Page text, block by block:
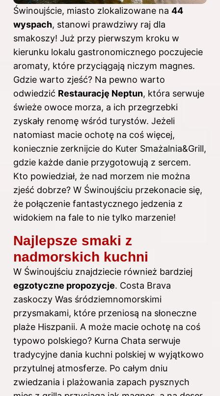
Świnoujście, miasto zlokalizowane na 44
wyspach, stanowi prawdziwy raj dla
smakoszy! Już przy pierwszym kroku w
kierunku lokalu gastronomicznego poczujecie
aromaty, które przyciągają niczym magnes.
Gdzie warto zjeść? Na pewno warto
odwiedzić Restaurację Neptun, która serwuje
świeże owoce morza, a ich przegrzebki
zyskały renomę wśród turystów. Jeżeli
natomiast macie ochotę na coś więcej,
koniecznie zerknijcie do Kuter Smażalnia&Grill,
gdzie każde danie przygotowują z sercem.
Kto powiedział, że nad morzem nie można
zjeść dobrze? W Świnoujściu przekonacie się,
że połączenie fantastycznego jedzenia z
widokiem na fale to nie tylko marzenie!
Najlepsze smaki z
nadmorskich kuchni
W Świnoujściu znajdziecie również bardziej
egzotyczne propozycje. Costa Brava
zaskoczy Was śródziemnomorskimi
przysmakami, które przeniosą na słoneczne
plaże Hiszpanii. A może macie ochotę na coś
typowo polskiego? Kurna Chata serwuje
tradycyjne dania kuchni polskiej w wyjątkowo
przytulnej atmosferze. Po całym dniu
zwiedzania i plażowania zapach pysznych